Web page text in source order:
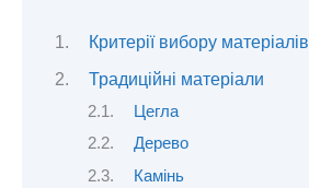
Критерії вибору матеріалів
Традиційні матеріали
Цегла
Дерево
Камінь